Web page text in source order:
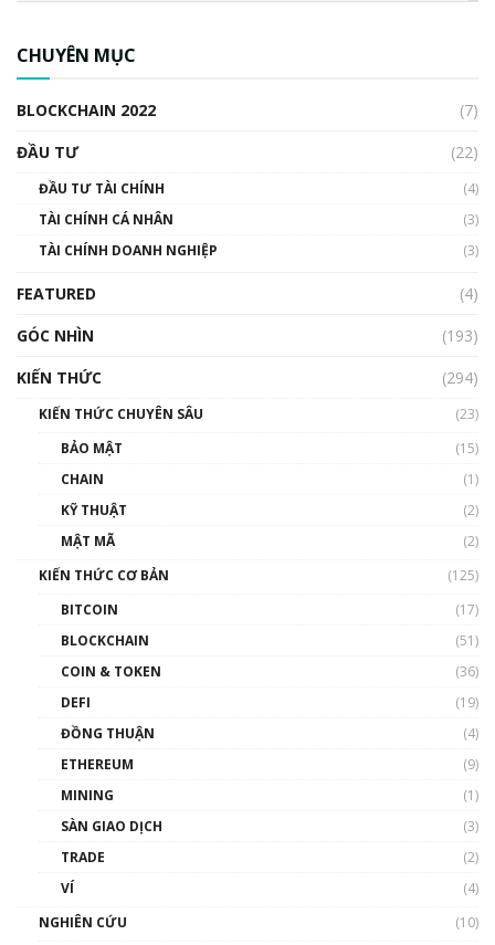
00:02:14
Nhìn lại năm 2022: Những sự kiện ảnh hưởng
đến hệ sinh thái tiền mã hoá | Phổ cập
00:43:47
như thể nào?
00:39:31
Phổ cập Blockchain
thống & Crypto qua các cuộc chiến | Phổ cập
CHUYÊN MỤC
BLOCKCHAIN 2022
(7)
ĐẦU TƯ
(22)
ĐẦU TƯ TÀI CHÍNH
(4)
TÀI CHÍNH CÁ NHÂN
(3)
TÀI CHÍNH DOANH NGHIỆP
(3)
FEATURED
(4)
GÓC NHÌN
(193)
KIẾN THỨC
(294)
KIẾN THỨC CHUYÊN SÂU
(23)
BẢO MẬT
(15)
CHAIN
(1)
KỸ THUẬT
(2)
MẬT MÃ
(2)
KIẾN THỨC CƠ BẢN
(125)
BITCOIN
(17)
BLOCKCHAIN
(51)
COIN & TOKEN
(36)
DEFI
(19)
ĐỒNG THUẬN
(4)
ETHEREUM
(9)
MINING
(1)
SÀN GIAO DỊCH
(3)
TRADE
(2)
VÍ
(4)
NGHIÊN CỨU
(10)